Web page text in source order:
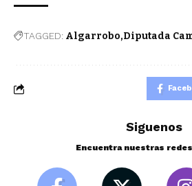
TAGGED: Algarrobo Diputada
Siguenos
Encuentra nuestras